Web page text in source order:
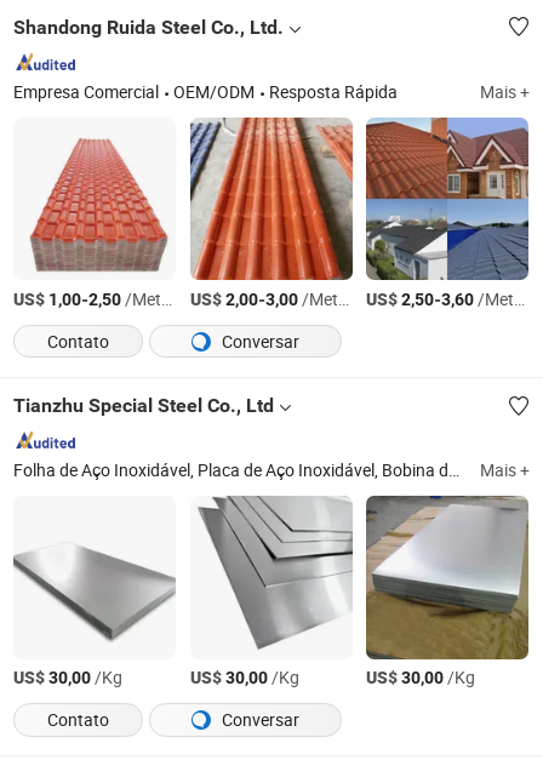
Shandong Ruida Steel Co., Ltd.
Empresa Comercial OEM/ODM Resposta Rápida Mais +
US$ 1,00-2,50/Metro Quadrado US$2,00-3,00/Metro Quadrado US$2,50-3,60/Metro Quadrado
Contato
Conversar
Tianzhu Special Steel Co., Ltd
Folha de Aço Inoxidável, Placa de Aço Inoxidável, Bobina de Aço Inoxidável, Tubo de Aço Inoxidável, Barra de Aço Inoxidável, Folha de Aço Carbono, Bobina de Aço Carbono, Folha de Aço Galvanizado, Bobina de Aço Galvanizado, PPGI PPGL, Placa Resistentes ao Desgaste Mais +
US$30,00/Kg US$30,00/Kg US$30,00/Kg
Contato
Conversar